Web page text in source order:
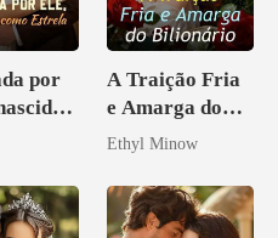
por
A Traição Fria
e Amarga do
Bilionário
Ethyl Minow